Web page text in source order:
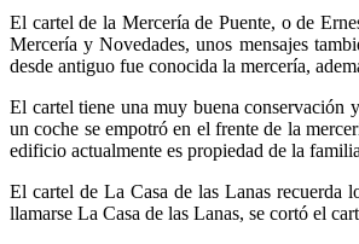
El cartel de la Mercería de Puente, o de
Mercería y Novedades, unos mensajes
desde antiguo fue conocida la mercería,
El cartel tiene una muy buena conservación
un coche se empotró en el frente de la
edificio actualmente es propiedad de la
El cartel de La Casa de las Lanas recuerda
llamarse La Casa de las Lanas, se cortó el